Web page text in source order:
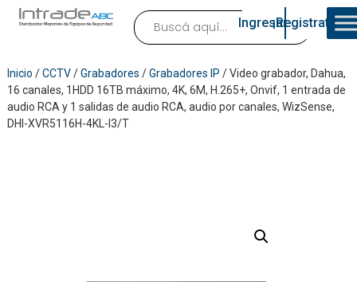
Ingresar¡Registrate!
Inicio /CCTV/Grabadores /Grabadores IP / Video grabador, Dahua,
16 canales, 1HDD 16TB máximo, 4K, 6M, H.265+, Onvif, 1 entrada de
audio RCA y 1 salidas de audio RCA, audio por canales, WizSense,
DHI-XVR5116H-4KL-I3/T